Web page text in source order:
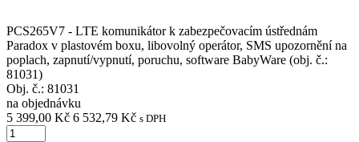
PCS265V7 - LTE komunikátor k zabezpečovacím ústřednám
Paradox v plastovém boxu, libovolný operátor, SMS upozornění na
poplach, zapnutí/vypnutí, poruchu, software BabyWare (obj. č.:
81031)
Obj. č.: 81031
na objednávku
5 399,00 Kč 6 532,79 Kč s DPH